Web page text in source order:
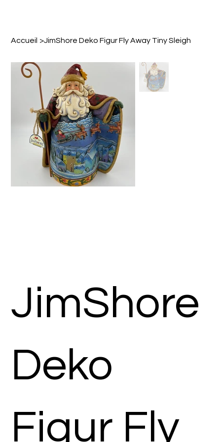
Accueil >JimShore Deko Figur Fly Away Tiny Sleigh
JimShore
Deko
Figur Fly